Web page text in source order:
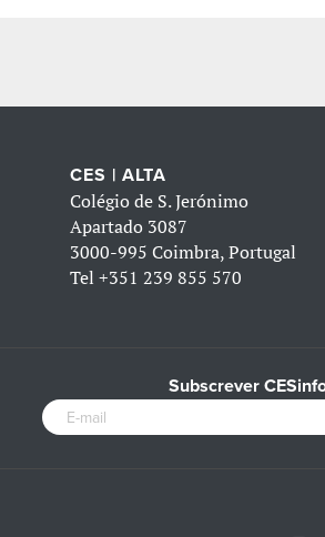
CES | ALTA
Colégio de S. Jerónimo
Apartado 3087
3000-995 Coimbra, Portugal
Tel+351 239 855 570
Subscrever